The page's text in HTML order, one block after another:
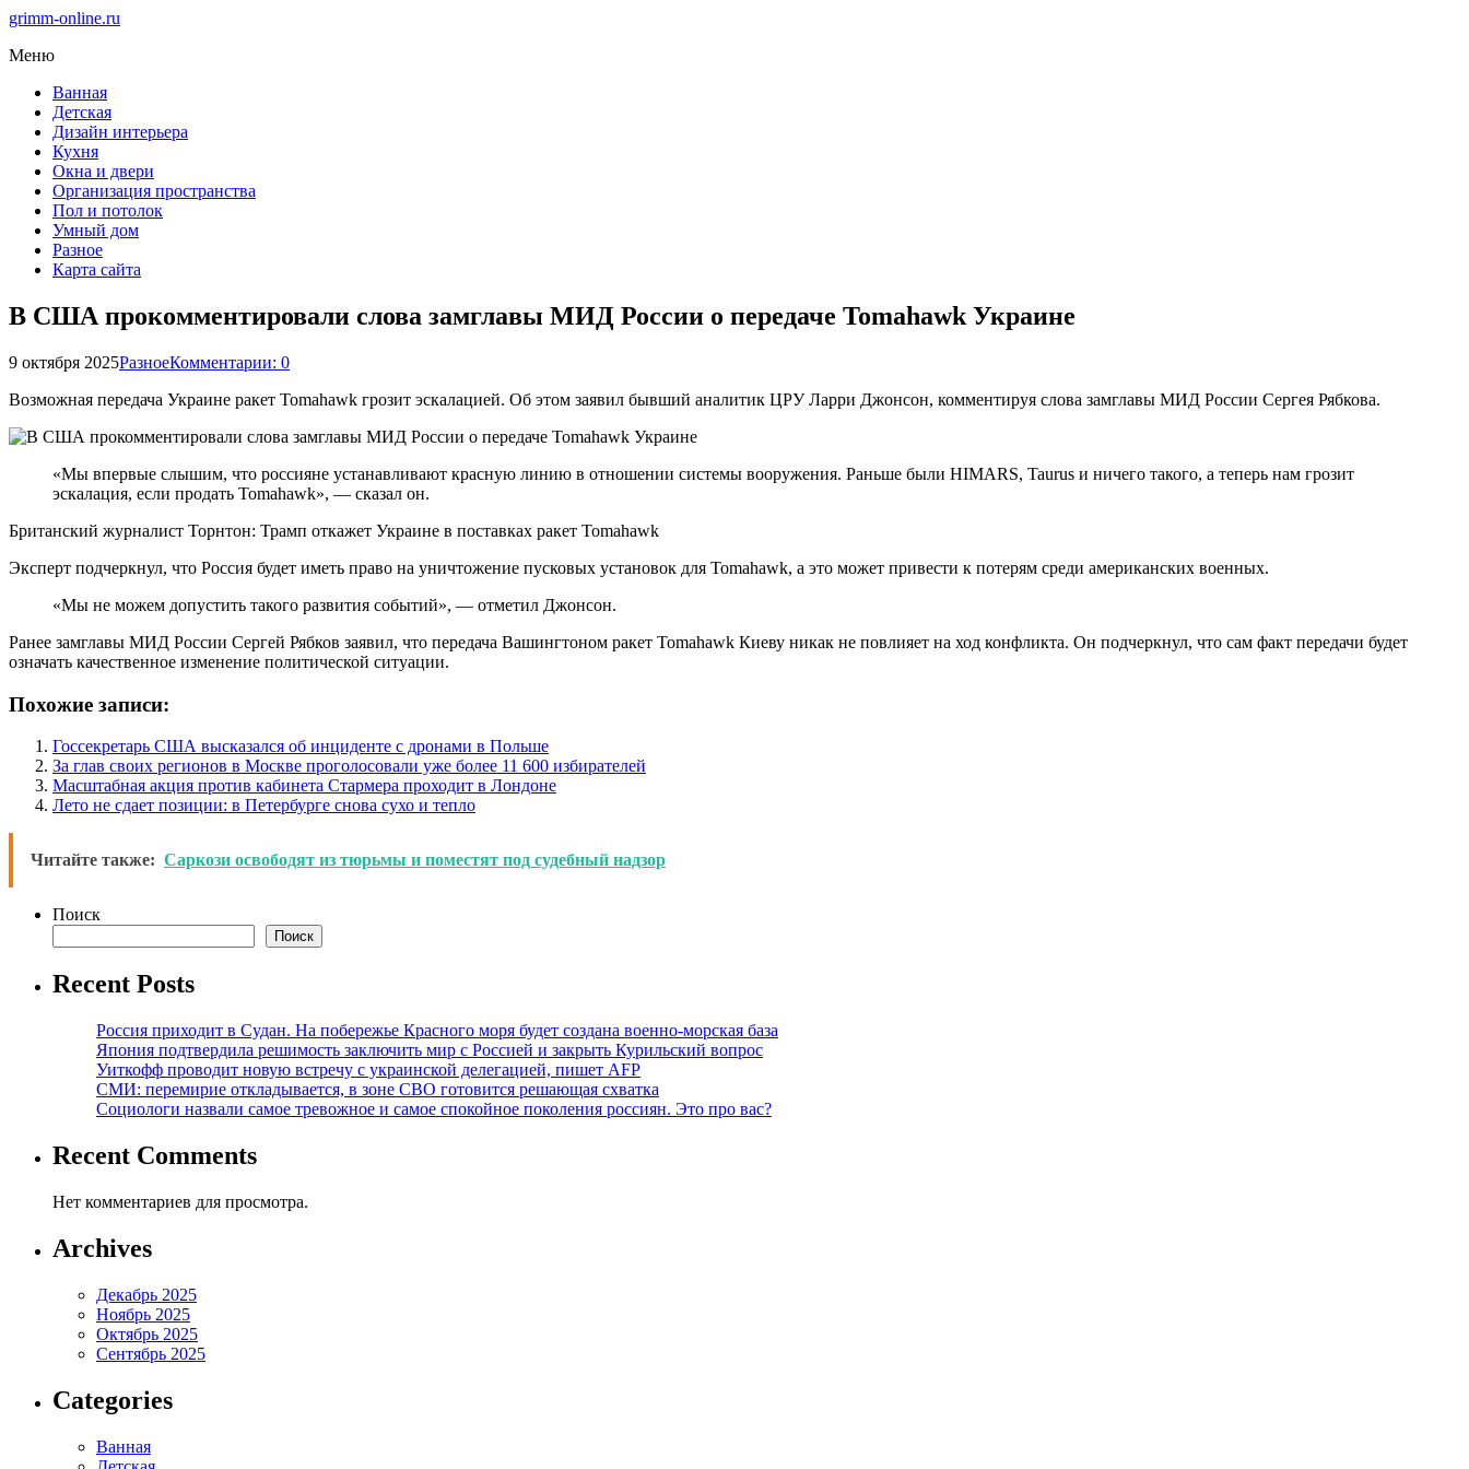
grimm-online.ru
Меню
Ванная
Детская
Дизайн интерьера
Кухня
Окна и двери
Организация пространства
Пол и потолок
Умный дом
Разное
Карта сайта
В США прокомментировали слова замглавы МИД России о передаче Tomahawk Украине
9 октября 2025РазноеКомментарии: 0
Возможная передача Украине ракет Tomahawk грозит эскалацией. Об этом заявил бывший аналитик ЦРУ Ларри Джонсон, комментируя слова замглавы МИД России Сергея Рябкова.
«Мы впервые слышим, что россияне устанавливают красную линию в отношении системы вооружения. Раньше были HIMARS, Taurus и ничего такого, а теперь нам грозит
эскалация, если продать Tomahawk», — сказал он.
Британский журналист Торнтон: Трамп откажет Украине в поставках ракет Tomahawk
Эксперт подчеркнул, что Россия будет иметь право на уничтожение пусковых установок для Tomahawk, а это может привести к потерям среди американских военных.
«Мы не можем допустить такого развития событий», — отметил Джонсон.
Ранее замглавы МИД России Сергей Рябков заявил, что передача Вашингтоном ракет Tomahawk Киеву никак не повлияет на ход конфликта. Он подчеркнул, что сам факт передачи будет
означать качественное изменение политической ситуации.
Похожие записи:
Госсекретарь США высказался об инциденте с дронами в Польше
За глав своих регионов в Москве проголосовали уже более 11 600 избирателей
Масштабная акция против кабинета Стармера проходит в Лондоне
Лето не сдает позиции: в Петербурге снова сухо и тепло
Читайте также: Саркози освободят из тюрьмы и поместят под судебный надзор
Поиск
Поиск
Recent Posts
Россия приходит в Судан. На побережье Красного моря будет создана военно-морская база
Япония подтвердила решимость заключить мир с Россией и закрыть Курильский вопрос
Уиткофф проводит новую встречу с украинской делегацией, пишет AFP
СМИ: перемирие откладывается, в зоне СВО готовится решающая схватка
Социологи назвали самое тревожное и самое спокойное поколения россиян. Это про вас?
Recent Comments
Нет комментариев для просмотра.
Archives
Декабрь 2025
Ноябрь 2025
Октябрь 2025
Сентябрь 2025
Categories
Ванная